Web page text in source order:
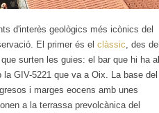
d'interès geològics més icònics del
El primer és el clàssic , des del
surten les guies: el bar que hi ha al
GIV-5221 que va a Oix. La base del
i marges eocens amb unes
a la terrassa prevolcànica del